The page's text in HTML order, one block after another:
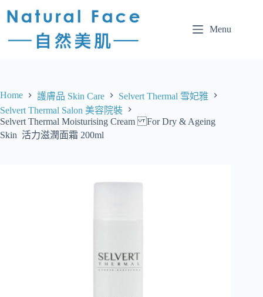
Menu
Home 護膚品 Skin Care
Selvert Thermal 雪妃雅
Selvert Thermal Salon 美容院裝
Selvert Thermal Moisturising Cream For Dry & Ageing
Skin 活力滋潤面霜 200ml